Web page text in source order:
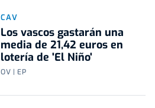
CAV
Los vascos gastarán una
media de 21,42 euros en
lotería de 'El Niño'
OV | EP